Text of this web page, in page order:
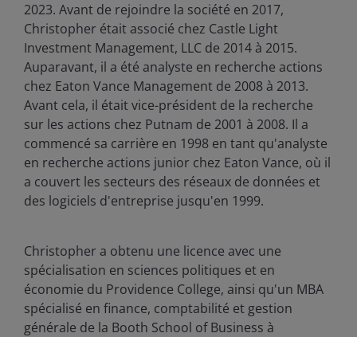
2023. Avant de rejoindre la société en 2017,
Christopher était associé chez Castle Light
Investment Management, LLC de 2014 à 2015.
Auparavant, il a été analyste en recherche actions
chez Eaton Vance Management de 2008 à 2013.
Avant cela, il était vice-président de la recherche
sur les actions chez Putnam de 2001 à 2008. Il a
commencé sa carrière en 1998 en tant qu'analyste
en recherche actions junior chez Eaton Vance, où il
a couvert les secteurs des réseaux de données et
des logiciels d'entreprise jusqu'en 1999.
Christopher a obtenu une licence avec une
spécialisation en sciences politiques et en
économie du Providence College, ainsi qu'un MBA
spécialisé en finance, comptabilité et gestion
générale de la Booth School of Business à